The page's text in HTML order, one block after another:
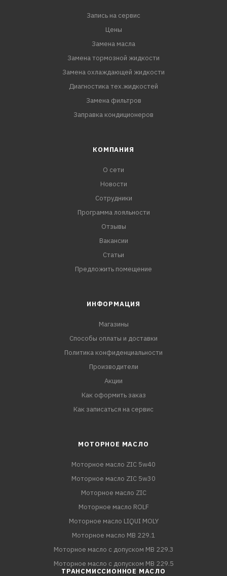
Запись на сервис
Цены
Замена масла
Замена тормозной жидкости
Замена охлаждающей жидкости
Диагностика тех.жидкостей
Замена фильтров
Заправка кондиционеров
КОМПАНИЯ
О сети
Новости
Сотрудники
Программа лояльности
Отзывы
Вакансии
Статьи
Предложить помещение
ИНФОРМАЦИЯ
Магазины
Способы оплаты и доставки
Политика конфиденциальности
Производители
Акции
Как оформить заказ
Как записаться на сервис
МОТОРНОЕ МАСЛО
Моторное масло ZIC 5w40
Моторное масло ZIC 5w30
Моторное масло ZIC
Моторное масло ROLF
Моторное масло LIQUI MOLY
Моторное масло MB 229.1
Моторное масло с допуском MB 229.3
Моторное масло с допуском MB 229.5
ТРАНСМИССИОННОЕ МАСЛО